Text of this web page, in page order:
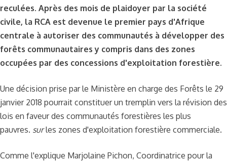
reculées. Après des mois de plaidoyer par la société
civile, la RCA est devenue le premier pays d'Afrique
centrale à autoriser des communautés à développer des
forêts communautaires y compris dans des zones
occupées par des concessions d'exploitation forestière.
Une décision prise par le Ministère en charge des Forêts le 29
janvier 2018 pourrait constituer un tremplin vers la révision des
lois en faveur des communautés forestières les plus
pauvres. surles zones d'exploitation forestière commerciale.
Comme l'explique Marjolaine Pichon, Coordinatrice pour la